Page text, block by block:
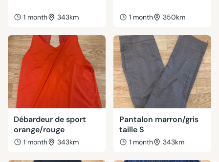
1 month 343km 1 month 350km
Débardeur de sport
orange/rouge
1 month 343km
Pantalon marron/gris
taille S
1 month 343km